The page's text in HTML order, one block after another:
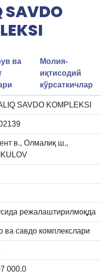
SAVDO
ва
Молия-
иқтисодий
кўрсаткичлар
SAVDO KOMPLEKSI
в., Олмалиқ ш.,
режалаштирилмоқда
ва савдо комплекслари
000.0